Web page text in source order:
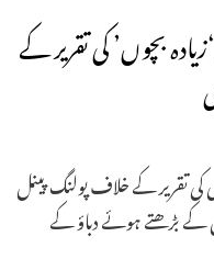
بچوں’ کی تقریر کے
کی تقریر کے خلاف پولنگ پینل
کے بڑھتے ہوئے دباؤ کے